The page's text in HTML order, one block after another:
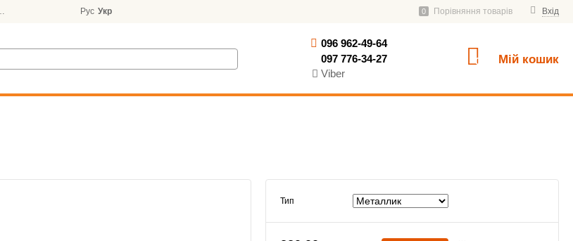
Вхід
0 Порівняння товарів
Рус Укр
096 962-49-64
097 776-34-27
Viber
0 Мій кошик
Тип